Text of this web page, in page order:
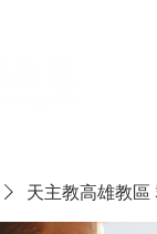
天主教高雄教區